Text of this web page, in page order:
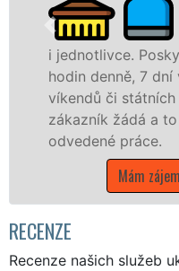
profesionální, kvalitní,
ale levný úklid pro
náš servis 24
v týdnu a to i během
svátků. Uklidíme vše,
to se zárukou kvalitně
o úklid na Praze 2
RECENZE
Recenze našich služeb